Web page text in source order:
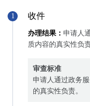
1 收件
办理结果： 申请人
质内容的真实性负责
审查标准
申请人通过政务
的真实性负责。